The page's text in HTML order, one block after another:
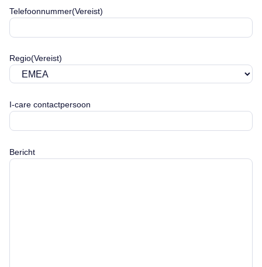
Telefoonnummer(Vereist)
Regio(Vereist)
I-care contactpersoon
Bericht